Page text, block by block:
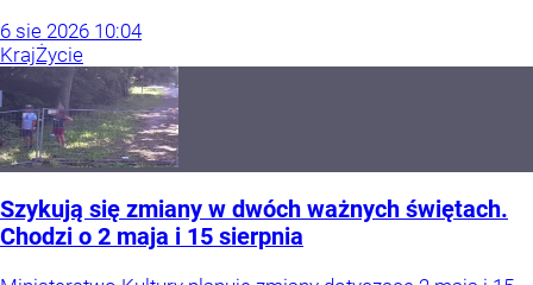
6 sie 2026 10:04
KrajŻycie
Szykują się zmiany w dwóch ważnych świętach.
Chodzi o 2 maja i 15 sierpnia